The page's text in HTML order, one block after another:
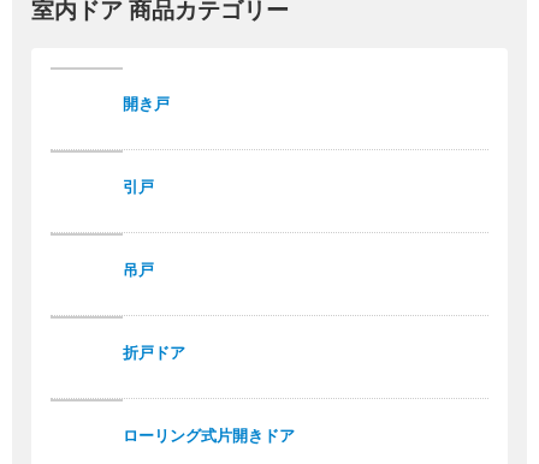
室内ドア 商品カテゴリー
開き戸
引戸
吊戸
折戸ドア
ローリング式片開きドア